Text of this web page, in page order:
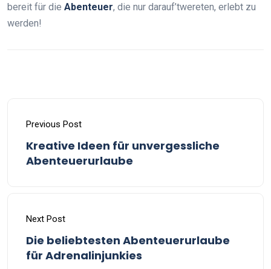
bereit für die Abenteuer, die nur darauf’twereten, erlebt zu
werden!
Previous Post
Kreative Ideen für unvergessliche
Abenteuerurlaube
Next Post
Die beliebtesten Abenteuerurlaube
für Adrenalinjunkies